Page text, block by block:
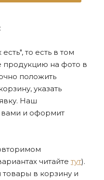
то есть в том
продукцию на фото в
положить
указать
Наш
вами и оформит
читайте тут).
в корзину и